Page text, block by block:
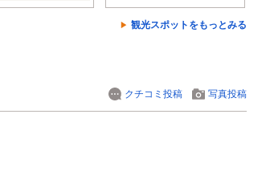
観光スポットをもっとみる
クチコミ投稿 写真投稿